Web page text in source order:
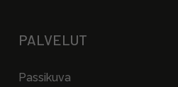
PALVELUT
Passikuva